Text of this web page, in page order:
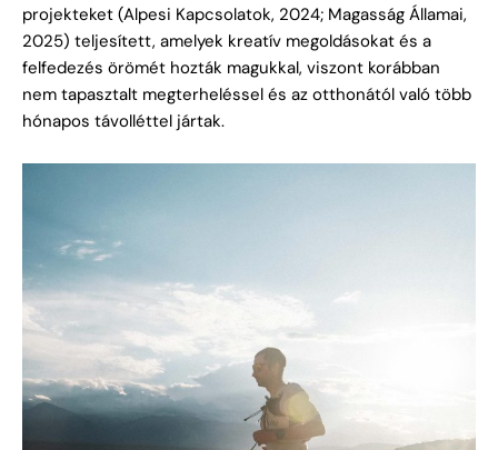
projekteket (Alpesi Kapcsolatok, 2024; Magasság Államai,
2025) teljesített, amelyek kreatív megoldásokat és a
felfedezés örömét hozták magukkal, viszont korábban
nem tapasztalt megterheléssel és az otthonától való több
hónapos távolléttel jártak.